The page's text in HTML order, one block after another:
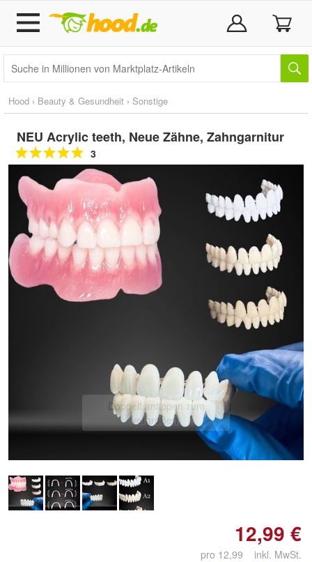
Hood › Beauty & Gesundheit › Sonstige
NEU Acrylic teeth, Neue Zähne, Zahngarnitur
3
Doppelt antippen zum
vergrößern
12,99 €
pro 12,99 inkl. MwSt.